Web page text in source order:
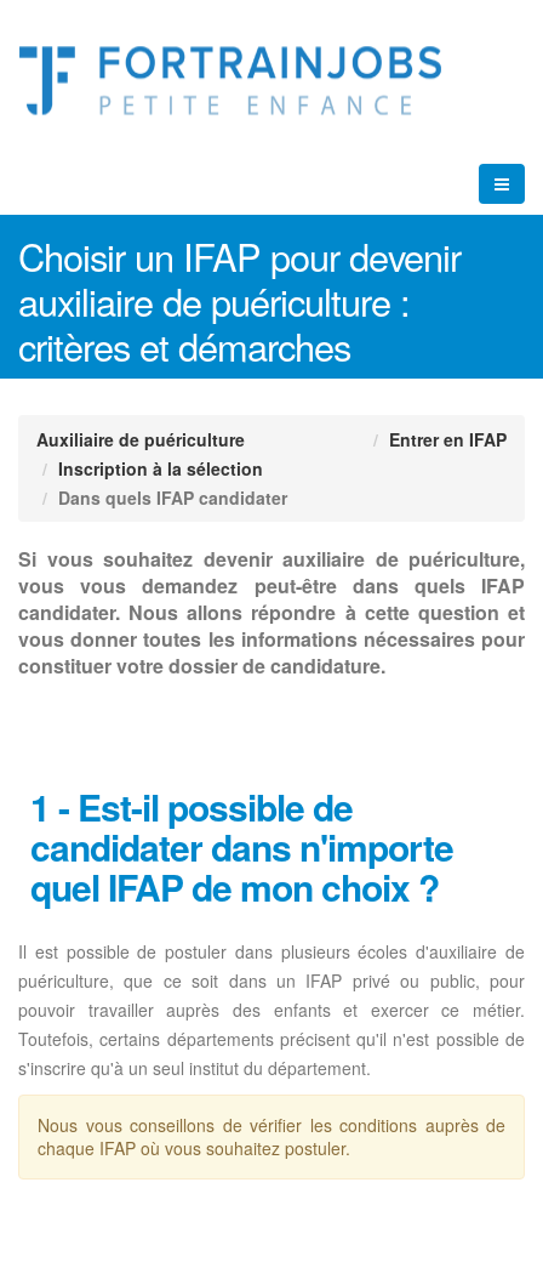
Choisir un IFAP pour devenir
auxiliaire de puériculture :
critères et démarches
Auxiliaire de puériculture
Entrer en IFAP
Inscription à la sélection
Dans quels IFAP candidater
Si vous souhaitez devenir auxiliaire de puériculture,
vous vous demandez peut-être dans quels IFAP
candidater. Nous allons répondre à cette question et
vous donner toutes les informations nécessaires pour
constituer votre dossier de candidature.
1 - Est-il possible de
candidater dans n'importe
quel IFAP de mon choix ?
Il est possible de postuler dans plusieurs écoles d'auxiliaire de
puériculture, que ce soit dans un IFAP privé ou public, pour
pouvoir travailler auprès des enfants et exercer ce métier.
Toutefois, certains départements précisent qu'il n'est possible de
s'inscrire qu'à un seul institut du département.
Nous vous conseillons de vérifier les conditions auprès de
chaque IFAP où vous souhaitez postuler.